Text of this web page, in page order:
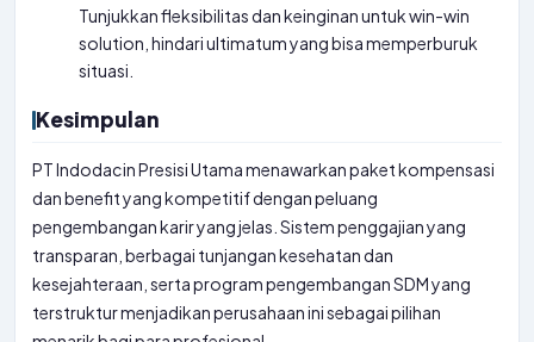
Tunjukkan fleksibilitas dan keinginan untuk win-win
solution, hindari ultimatum yang bisa memperburuk
situasi.
Kesimpulan
PT Indodacin Presisi Utama menawarkan paket kompensasi
dan benefit yang kompetitif dengan peluang
pengembangan karir yang jelas. Sistem penggajian yang
transparan, berbagai tunjangan kesehatan dan
kesejahteraan, serta program pengembangan SDM yang
terstruktur menjadikan perusahaan ini sebagai pilihan